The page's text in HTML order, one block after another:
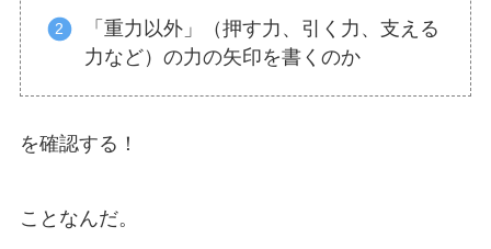
「重力以外」（押す力、引く力、支える
力など）の力の矢印を書くのか
を確認する！
ことなんだ。